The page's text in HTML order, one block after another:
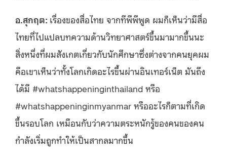
อ.สุกฤต: เรื่องของสื่อไทย จากทีพีพีพูด ผมก็เห็นว่ามีสื่อ
ไทยที่ไปแปลบทความด้านวิทยาศาสตร์ขึ้นมามากขึ้นนะ
สิ่งหนึ่งที่ผมสังเกตเกี่ยวกับนักศึกษาซึ่งต่างจากคนยุคผม
คือเขาเห็นว่าทั้งโลกเกิดอะไรขึ้นผ่านอินเทอร์เน็ต มันถึง
ได้มี #whatshappeninginthailand หรือ
#whatshappeninginmyanmar หรืออะไรก็ตามที่เกิด
ขึ้นรอบโลก เหมือนกับว่าความตระหนักรู้ของคนของคน
กำลังเริ่มถูกทำให้เป็นสากลมากขึ้น